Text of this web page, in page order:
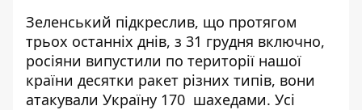
Зеленський підкреслив, що протягом
трьох останніх днів, з 31 грудня включно,
росіяни випустили по території нашої
країни десятки ракет різних типів, вони
атакували Україну 170 шахедами. Усі